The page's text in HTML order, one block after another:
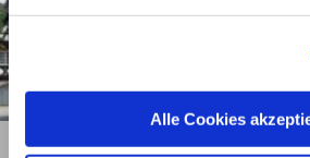
Alle Cookies
Alter Speicher
Details